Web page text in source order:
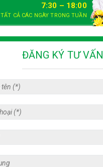
7:30 – 18:00
TẤT CẢ CÁC NGÀY TRONG TUẦN
ĐĂNG KÝ TƯ VẤN